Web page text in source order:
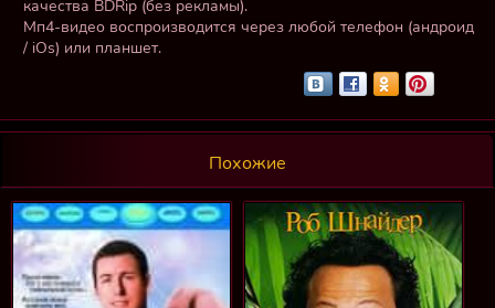
качества BDRip (без рекламы).
Мп4-видео воспроизводится через любой телефон (андроид
/ iOs) или планшет.
Похожие